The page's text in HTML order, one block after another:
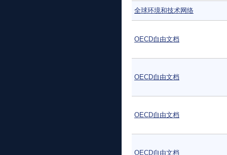
全球环境和技术网络
OECD自由文档
OECD自由文档
OECD自由文档
OECD自由文档